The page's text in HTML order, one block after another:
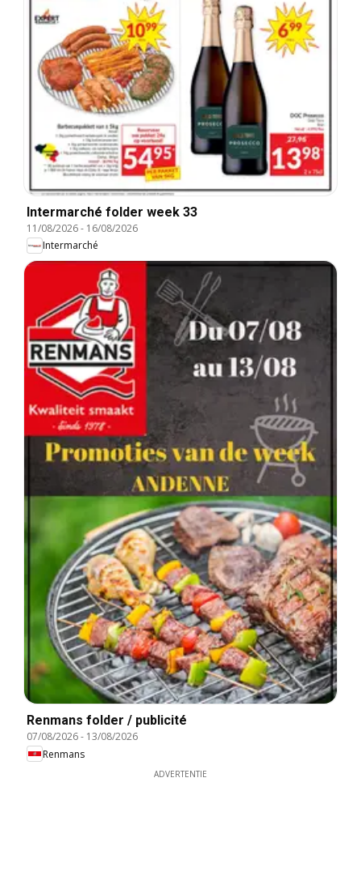
Intermarché folder week 33
11/08/2026- 16/08/2026
Intermarché
Renmans folder / publicité
07/08/2026- 13/08/2026
Renmans
ADVERTENTIE